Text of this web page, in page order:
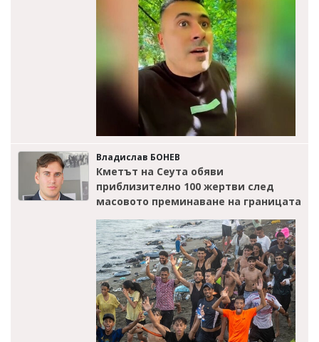
Владислав БОНЕВ
Кметът на Сеута обяви
приблизително 100 жертви след
масовото преминаване на границата